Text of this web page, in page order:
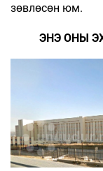
зөвлөсөн юм.
ЭНЭ ОНЫ